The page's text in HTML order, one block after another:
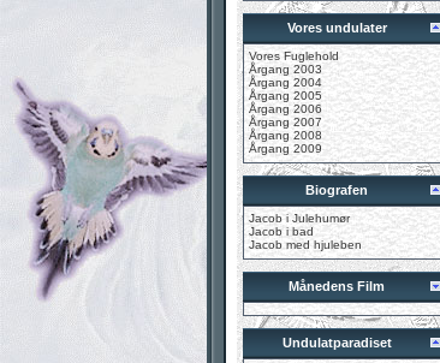
Vores undulater
Vores Fuglehold
Årgang 2003
Årgang 2004
Årgang 2005
Årgang 2006
Årgang 2007
Årgang 2008
Årgang 2009
Biografen
Jacob i Julehumør
Jacob i bad
Jacob med hjuleben
Månedens Film
Undulatparadiset